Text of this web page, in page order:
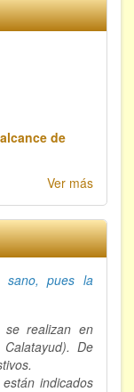
de
Ver más
sano, pues la
se realizan en
De
indicados